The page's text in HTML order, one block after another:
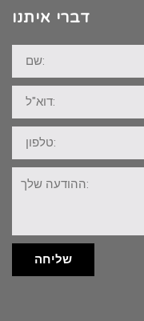
דברי איתנו
שם:
דוא"ל:
טלפון:
ההודעה
שלך:
שליחה